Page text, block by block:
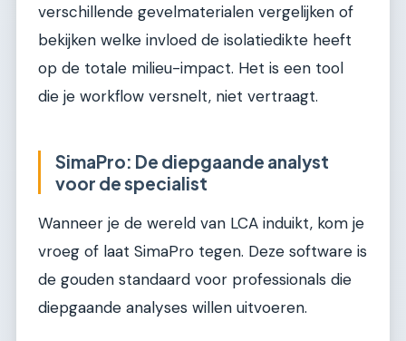
verschillende gevelmaterialen vergelijken of
bekijken welke invloed de isolatiedikte heeft
op de totale milieu-impact. Het is een tool
die je workflow versnelt, niet vertraagt.
SimaPro: De diepgaande analyst
voor de specialist
Wanneer je de wereld van LCA induikt, kom je
vroeg of laat SimaPro tegen. Deze software is
de gouden standaard voor professionals die
diepgaande analyses willen uitvoeren.